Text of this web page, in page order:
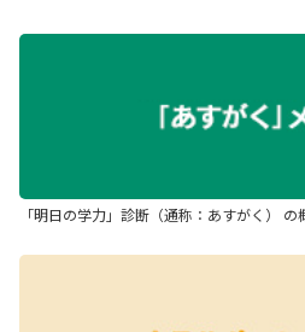
「明日の学力」診断（通称：あすがく） の